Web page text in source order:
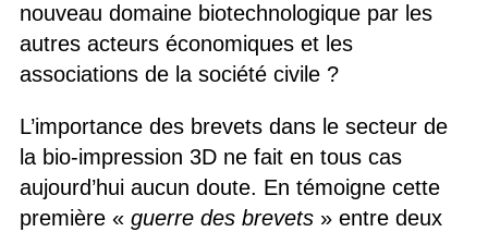
nouveau domaine biotechnologique par les
autres acteurs économiques et les
associations de la société civile ?
L’importance des brevets dans le secteur de
la bio-impression 3D ne fait en tous cas
aujourd’hui aucun doute. En témoigne cette
première « guerre des brevets» entre deux